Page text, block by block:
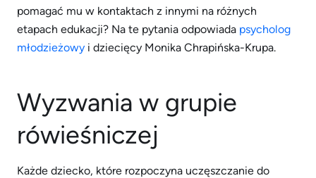
pomagać mu w kontaktach z innymi na różnych
etapach edukacji? Na te pytania odpowiada psycholog
młodzieżowy i dziecięcy Monika Chrapińska-Krupa.
Wyzwania w grupie
rówieśniczej
Każde dziecko, które rozpoczyna uczęszczanie do